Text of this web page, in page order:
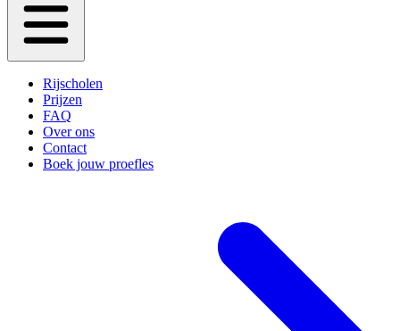
Rijscholen
Prijzen
FAQ
Over ons
Contact
Boek jouw proefles